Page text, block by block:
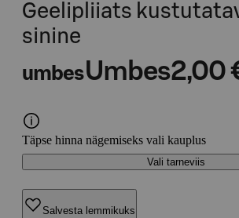
Geelipliiats
sinine
umbesUmbes2,00
Täpse hinna nägemiseks vali kauplus
Vali tarneviis
Salvesta lemmikuks